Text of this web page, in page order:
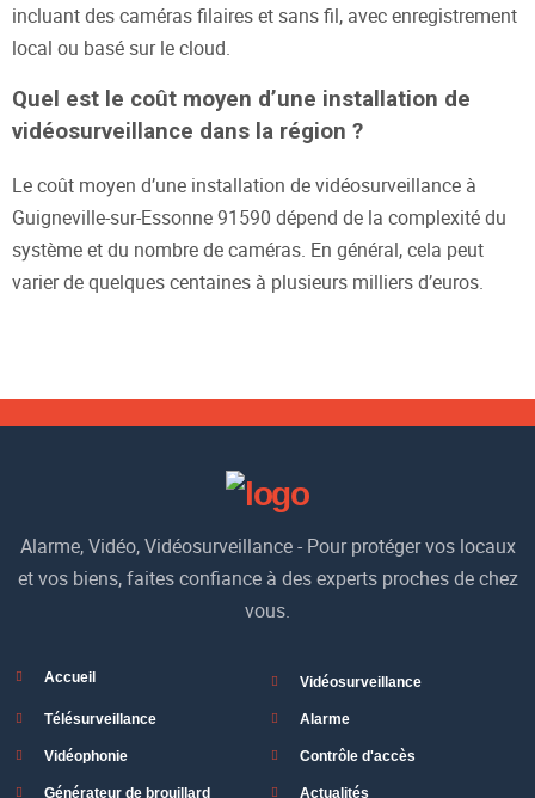
incluant des caméras filaires et sans fil, avec enregistrement
local ou basé sur le cloud.
Quel est le coût moyen d’une installation de
vidéosurveillance dans la région ?
Le coût moyen d’une installation de vidéosurveillance à
Guigneville-sur-Essonne 91590 dépend de la complexité du
système et du nombre de caméras. En général, cela peut
varier de quelques centaines à plusieurs milliers d’euros.
Alarme, Vidéo, Vidéosurveillance - Pour protéger vos locaux
et vos biens, faites confiance à des experts proches de chez
vous.
Accueil Vidéosurveillance
Télésurveillance Alarme
Vidéophonie Contrôle d'accès
Générateur de brouillard Actualités